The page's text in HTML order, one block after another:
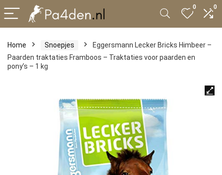
0 0
Home Snoepjes
Eggersmann Lecker Bricks Himbeer –
Paarden traktaties Framboos – Traktaties voor paarden en
pony’s – 1 kg